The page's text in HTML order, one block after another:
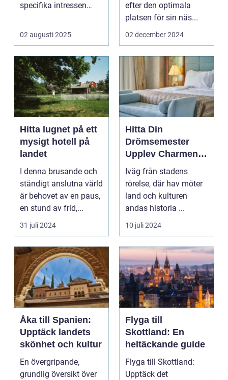
specifika intressen
02 augusti 2025
efter den optimala
platsen för sin näs...
02 december 2024
Hitta lugnet på ett
mysigt hotell på
landet
I denna brusande och
ständigt anslutna värld
är behovet av en paus,
en stund av frid,...
31 juli 2024
Hitta Din
Drömsemester
Upplev Charmen
med Hotell i
Halland
Iväg från stadens
rörelse, där hav möter
land och kulturen
andas historia ...
10 juli 2024
Åka till Spanien:
Upptäck landets
skönhet och kultur
En övergripande,
grundlig översikt över
Flyga till
Skottland: En
heltäckande guide
Flyga till Skottland:
Upptäck det